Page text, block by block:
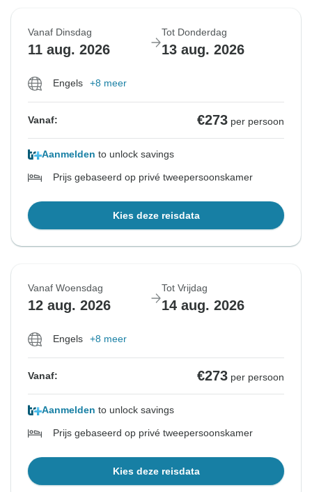
Vanaf Dinsdag
11 aug. 2026
Tot Donderdag
13 aug. 2026
Engels +8 meer
Vanaf: €273 per persoon
Aanmelden to unlock savings
Prijs gebaseerd op privé tweepersoonskamer
Kies deze reisdata
Vanaf Woensdag
12 aug. 2026
Tot Vrijdag
14 aug. 2026
Engels +8 meer
Vanaf: €273 per persoon
Aanmelden to unlock savings
Prijs gebaseerd op privé tweepersoonskamer
Kies deze reisdata